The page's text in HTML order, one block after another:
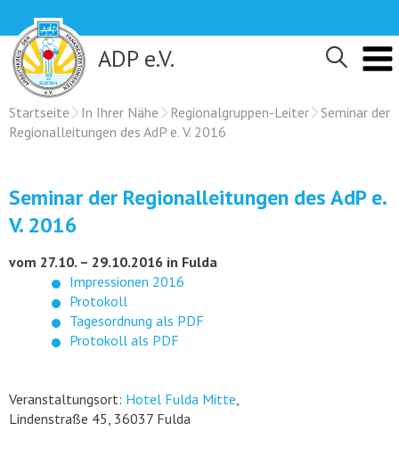
content
ADP e.V.
Startseite In Ihrer Nähe Regionalgruppen-Leiter
Seminar der
Regionalleitungen des AdP e. V. 2016
Seminar der Regionalleitungen des AdP e.
V. 2016
vom 27.10. – 29.10.2016 in Fulda
Impressionen 2016
Protokoll
Tagesordnung als PDF
Protokoll als PDF
Veranstaltungsort: Hotel Fulda Mitte,
Lindenstraße 45, 36037 Fulda